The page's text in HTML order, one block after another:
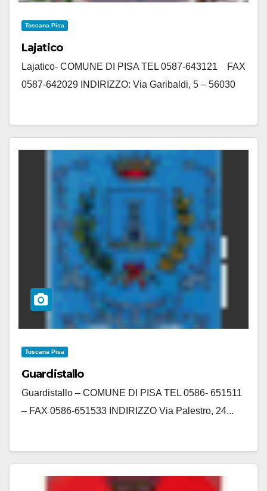
Toscana Pisa
Lajatico
Lajatico- COMUNE DI PISA TEL 0587-643121 FAX
0587-642029 INDIRIZZO: Via Garibaldi, 5 – 56030
Toscana Pisa
Guardistallo
Guardistallo – COMUNE DI PISA TEL 0586- 651511
– FAX 0586-651533 INDIRIZZO Via Palestro, 24...